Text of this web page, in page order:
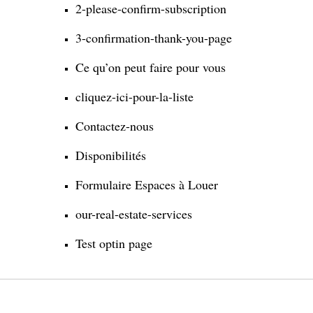
2-please-confirm-subscription
3-confirmation-thank-you-page
Ce qu’on peut faire pour vous
cliquez-ici-pour-la-liste
Contactez-nous
Disponibilités
Formulaire Espaces à Louer
our-real-estate-services
Test optin page